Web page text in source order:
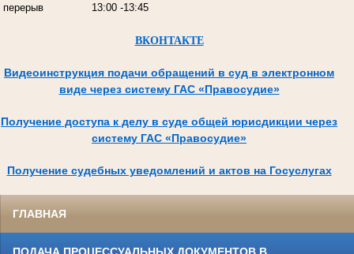
перерыв 13:00 -13:45
ВКОНТАКТЕ
Видеоинструкция подачи обращений в суд в электронном
виде через систему ГАС «Правосудие»
Получение доступа к делу в суде общей юрисдикции через
систему ГАС «Правосудие»
Получение судебных уведомлений и актов на Госуслугах
ГЛАВНАЯ